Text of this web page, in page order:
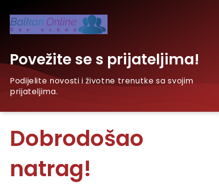
Povežite se s prijateljima!
Podijelite novosti i životne trenutke sa svojim
prijateljima.
Dobrodošao
natrag!